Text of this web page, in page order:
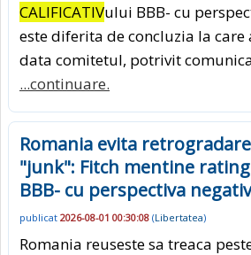
CALIFICATIVului BBB- cu
este diferita de concluzia la care
data comitetul, potrivit
...continuare.
Romania evita
"junk": Fitch mentine
BBB- cu perspectiva
publicat 2026-08-01 00:30:08 (Libertatea)
Romania reuseste sa treaca